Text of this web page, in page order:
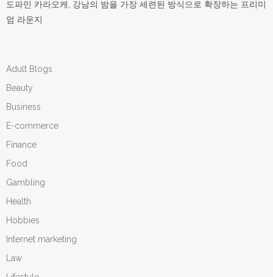
도파민 카라오케, 강남의 밤을 가장 세련된 방식으로 확장하는 프리미
엄 라운지
Adult Blogs
Beauty
Business
E-commerce
Finance
Food
Gambling
Health
Hobbies
Internet marketing
Law